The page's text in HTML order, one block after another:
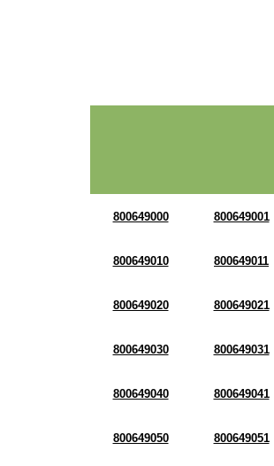
800649000 800649001
800649010 800649011
800649020 800649021
800649030 800649031
800649040 800649041
800649050 800649051